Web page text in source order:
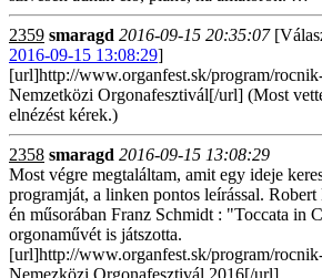
2359 smaragd 2016-09-15 20:35:07
2016-09-15 13:08:29]
[url]http://www.organfest.sk/program/
Nemzetközi Orgonafesztivál[/url] (Most
elnézést kérek.)
2358 smaragd 2016-09-15 13:08:29
Most végre megtaláltam, amit egy ideje
programját, a linken pontos leírással.
én műsorában Franz Schmidt : "Toccata in
orgonaművét is játszotta.
[url]http://www.organfest.sk/program/
Nemezközi Orgonafesztivál 2016[/url]